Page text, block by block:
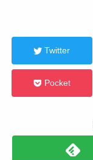
Twitter
Pocket